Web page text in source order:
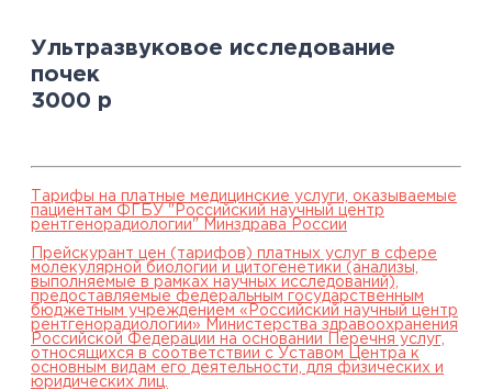
Ультразвуковое исследование
почек
3000 р
Тарифы на платные медицинские услуги, оказываемые
пациентам ФГБУ "Российский научный центр
рентгенорадиологии" Минздрава России
Прейскурант цен (тарифов) платных услуг в сфере
молекулярной биологии и цитогенетики (анализы,
выполняемые в рамках научных исследований),
предоставляемые федеральным государственным
бюджетным учреждением «Российский научный центр
рентгенорадиологии» Министерства здравоохранения
Российской Федерации на основании Перечня услуг,
относящихся в соответствии с Уставом Центра к
основным видам его деятельности, для физических и
юридических лиц.